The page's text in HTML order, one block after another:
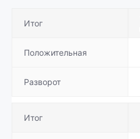
Итог
Положительная
Разворот
Итог